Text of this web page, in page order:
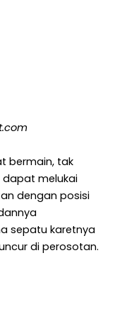
bermain, tak
melukai
dengan posisi
sepatu karetnya
di perosotan.